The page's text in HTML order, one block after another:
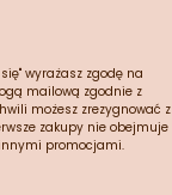
wyrażasz zgodę na
mailową zgodnie z
możesz zrezygnować z
zakupy nie obejmuje
promocjami.